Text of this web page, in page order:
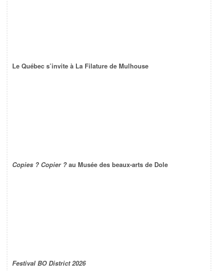
Le Québec s’invite à La Filature de Mulhouse
Copies ? Copier ? au Musée des beaux-arts de Dole
Festival BO District 2026